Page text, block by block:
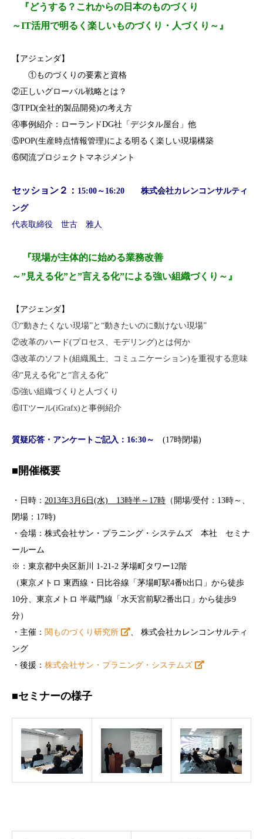
『どうする？これからの日本のものづくり
～IT活用で明るく楽しいものづくり・人づくり～』
【アジェンダ】
①ものづくりの要素と資格
②正しいグローバル戦略とは？
③TPD(全社的製品開発)の考え方
④事例紹介：ローランドDG社「デジタル屋台」他
⑤POP(生産時点情報管理)による明るく楽しい現場構築
⑥関流プロジェクトマネジメント
セッション２： 15:00～16:20 株式会社カレンコンサルティ
ング
代表取締役 世古 雅人
『現場が主体的に始める業務改善
～”見える化”と”言える化”による強い組織づくり～』
【アジェンダ】
①“動きたくない現場”と“動きたいのに動けない現場”
②改革のハード(プロセス、モデリング)とは何か
③改革のソフト(組織風土、コミュニケーション)を重視する意味
④“見える化”と“言える化”
⑤強い組織づくりと人づくり
⑥ITツール(iGrafx)と事例紹介
質疑応答・アンケートご記入：16:30～ (17時閉場)
■開催概要
・日時： 2013年3月6日(水) 13時半～17時 （開場/受付：13時～、
閉場：17時)
・会場：株式会社サン・プラニング・システムズ 本社 セミナ
ールーム
※：東京都中央区新川 1-21-2 茅場町タワー12階
（東京メトロ 東西線・日比谷線「茅場町駅4番b出口」から徒歩
10分、東京メトロ 半蔵門線「水天宮前駅2番出口」から徒歩9
分）
・主催： 関ものづくり研究所
、 株式会社カレンコンサルティ
ング
・後援： 株式会社サン・プラニング・システムズ
■セミナーの様子